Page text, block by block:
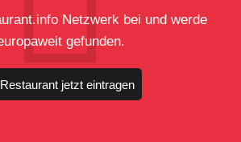
Netzwerk bei und werde
gefunden.
Restaurant jetzt eintragen